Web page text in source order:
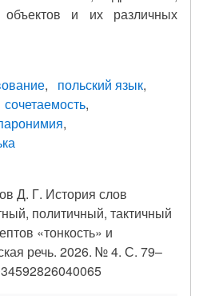
объектов и их различных
польский язык
сочетаемость
Д. Г. История слов
политичный, тактичный
«тонкость» и
речь. 2026. № 4. С. 79–